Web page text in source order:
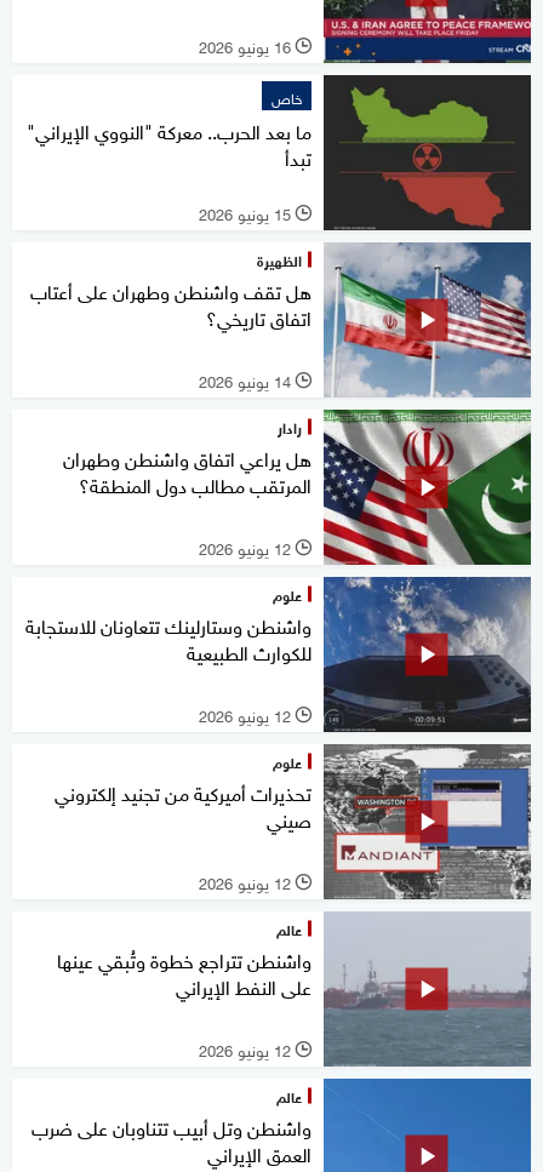
l 16 يونيو 2026
خاص
ما بعد الحرب.. معركة "النووي الإيراني"
تبدأ
l 15 يونيو 2026
الظهيرة
هل تقف واشنطن وطهران على أعتاب
اتفاق تاريخي؟
l 14 يونيو 2026
رادار
هل يراعي اتفاق واشنطن وطهران
المرتقب مطالب دول المنطقة؟
l 12 يونيو 2026
علوم
واشنطن وستارلينك تتعاونان للاستجابة
للكوارث الطبيعية
l 12 يونيو 2026
علوم
تحذيرات أميركية من تجنيد إلكتروني
صيني
l 12 يونيو 2026
عالم
واشنطن تتراجع خطوة وتُبقي عينها
على النفط الإيراني
l 12 يونيو 2026
عالم
واشنطن وتل أبيب تتناوبان على ضرب
العمق الإيراني